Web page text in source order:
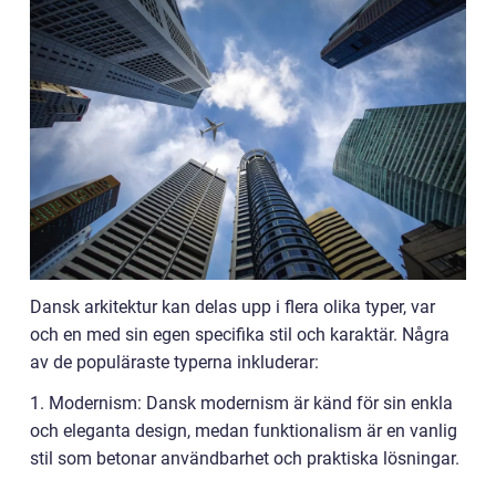
Dansk arkitektur kan delas upp i flera olika typer, var
och en med sin egen specifika stil och karaktär. Några
av de populäraste typerna inkluderar:
1. Modernism: Dansk modernism är känd för sin enkla
och eleganta design, medan funktionalism är en vanlig
stil som betonar användbarhet och praktiska lösningar.